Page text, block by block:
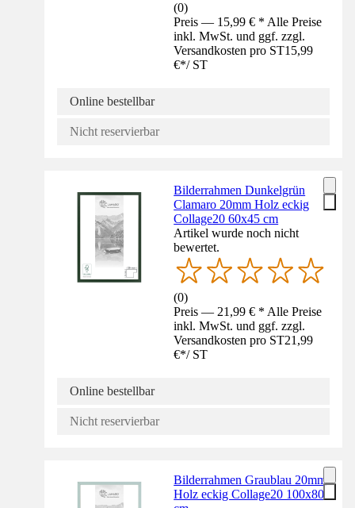
(0)
Preis — 15,99 € * Alle Preise
inkl. MwSt. und ggf. zzgl.
Versandkosten pro ST15,99
€*/ ST
Online bestellbar
Nicht reservierbar
Bilderrahmen Dunkelgrün
Clamaro 20mm Holz eckig
Collage20 60x45 cm
Artikel wurde noch nicht
bewertet.
(0)
Preis — 21,99 € * Alle Preise
inkl. MwSt. und ggf. zzgl.
Versandkosten pro ST21,99
€*/ ST
Online bestellbar
Nicht reservierbar
Bilderrahmen Graublau 20mm
Holz eckig Collage20 100x80